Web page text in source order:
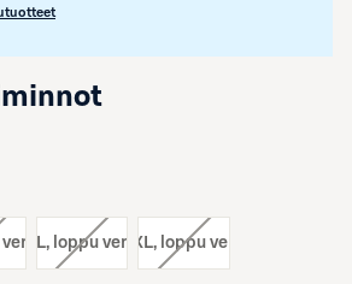
verkosta
L, loppu verkosta
koko: XL, loppu verkosta